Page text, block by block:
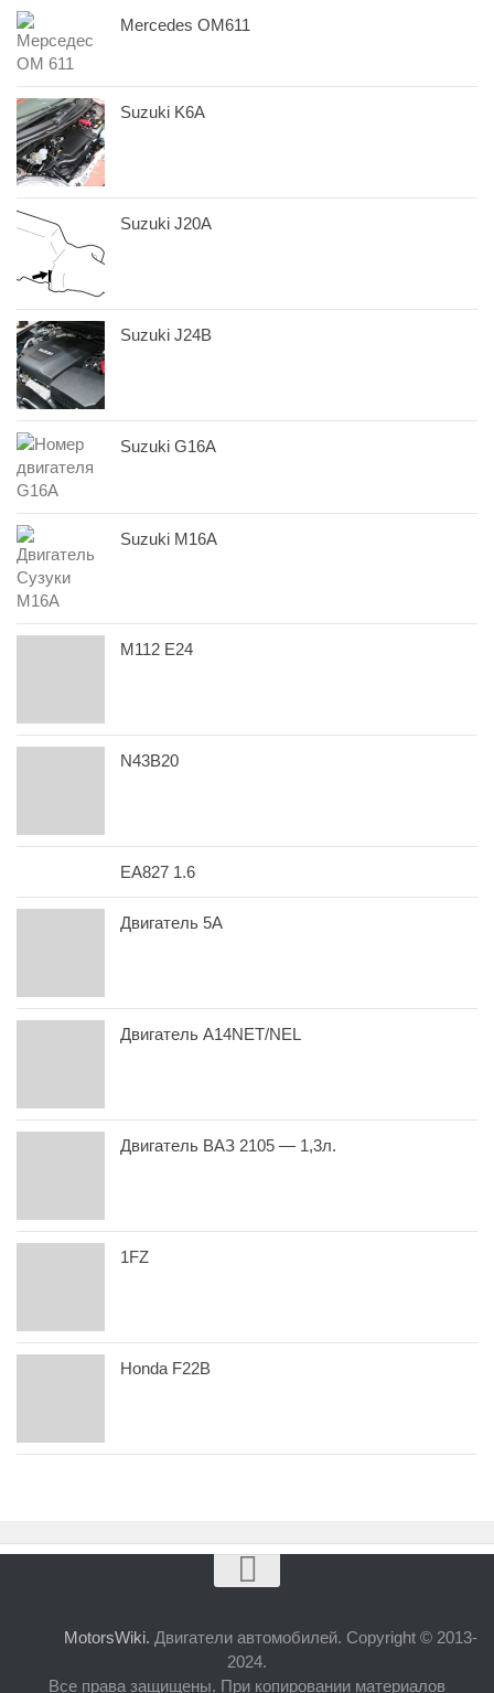
Mercedes OM611
Suzuki K6A
Suzuki J20A
Suzuki J24B
Suzuki G16A
Suzuki M16A
M112 E24
N43B20
EA827 1.6
Двигатель 5A
Двигатель A14NET/NEL
Двигатель ВАЗ 2105 — 1,3л.
1FZ
Honda F22B
MotorsWiki. Двигатели автомобилей. Copyright © 2013-
2024.
Все права защищены. При копировании материалов